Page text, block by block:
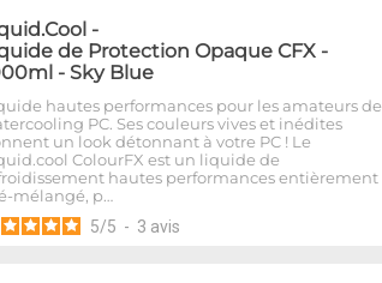
-
de Protection Opaque CFX -
- Sky Blue
hautes performances pour les amateurs de
PC. Ses couleurs vives et inédites
un look détonnant à votre PC ! Le
ColourFX est un liquide de
hautes performances entièrement
mélangé, p…
5/5 - 3 avis